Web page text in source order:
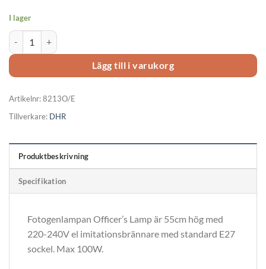
I lager
Fotogenlampa EL, Officer’s Lamp 8213O/E mängd
Lägg till i varukorg
Artikelnr:8213O/E
Tillverkare: DHR
Produktbeskrivning
Specifikation
Fotogenlampan Officer’s Lamp är 55cm hög med
220-240V el imitationsbrännare med standard E27
sockel. Max 100W.